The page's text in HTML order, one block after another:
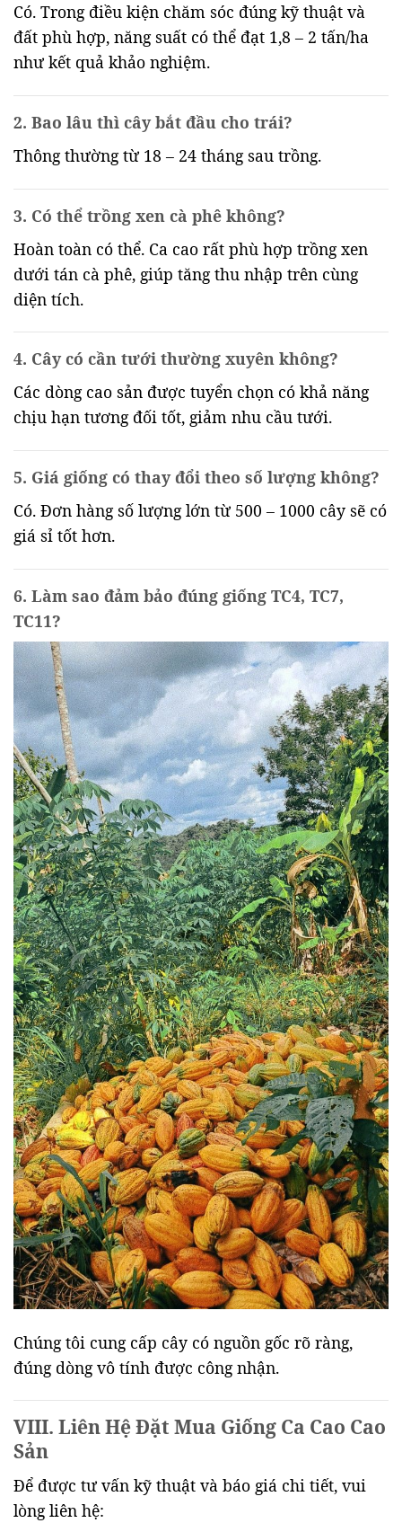
Có. Trong điều kiện chăm sóc đúng kỹ thuật và
đất phù hợp, năng suất có thể đạt 1,8 – 2 tấn/ha
như kết quả khảo nghiệm.
2. Bao lâu thì cây bắt đầu cho trái?
Thông thường từ 18 – 24 tháng sau trồng.
3. Có thể trồng xen cà phê không?
Hoàn toàn có thể. Ca cao rất phù hợp trồng xen
dưới tán cà phê, giúp tăng thu nhập trên cùng
diện tích.
4. Cây có cần tưới thường xuyên không?
Các dòng cao sản được tuyển chọn có khả năng
chịu hạn tương đối tốt, giảm nhu cầu tưới.
5. Giá giống có thay đổi theo số lượng không?
Có. Đơn hàng số lượng lớn từ 500 – 1000 cây sẽ có
giá sỉ tốt hơn.
6. Làm sao đảm bảo đúng giống TC4, TC7,
TC11?
Chúng tôi cung cấp cây có nguồn gốc rõ ràng,
đúng dòng vô tính được công nhận.
VIII. Liên Hệ Đặt Mua Giống Ca Cao Cao
Sản
Để được tư vấn kỹ thuật và báo giá chi tiết, vui
lòng liên hệ: